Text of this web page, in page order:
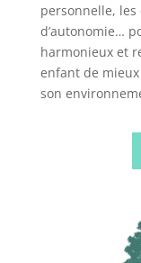
personnelle,
d’autonomie…
harmonieux et
enfant de
son